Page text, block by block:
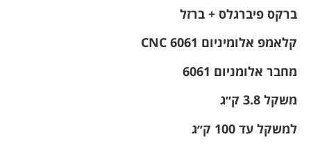
ברקס פיברגלס + ברזל
קלאמפ אלומיניום 6061 CNC
מחבר אלומניום 6061
משקל 3.8 ק״ג
למשקל עד 100 ק׳׳ג